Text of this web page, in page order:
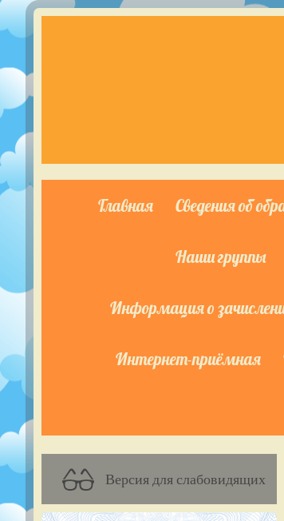
Главная Сведения об
Наши группы
Информация о
Интернет-приёмная
Версия для слабовидящих